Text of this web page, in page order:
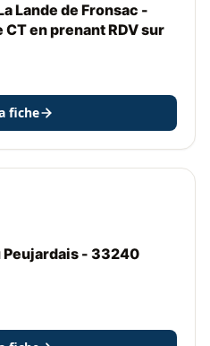
Lande de Fronsac -
en prenant RDV sur
fiche
- 33240